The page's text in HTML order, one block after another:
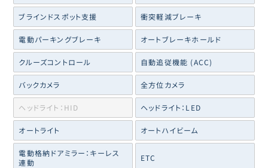
ブラインドスポット支援 衝突軽減ブレーキ
電動パーキングブレーキ オートブレーキホールド
クルーズコントロール 自動追従機能 (ACC)
バックカメラ 全方位カメラ
ヘッドライト：HID ヘッドライト：LED
オートライト オートハイビーム
電動格納ドアミラー：キーレス
連動
ETC